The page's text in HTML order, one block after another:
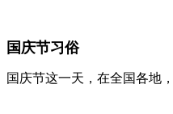
国庆节习俗
国庆节这一天，在全国各地